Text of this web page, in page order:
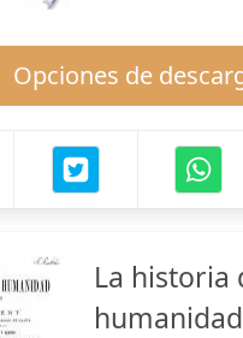
Opciones de
La historia
humanidad